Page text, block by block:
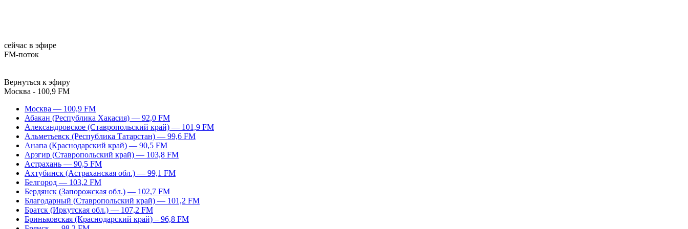
сейчас в эфире
FM-поток
Вернуться к эфиру
Москва - 100,9 FM
Москва — 100,9 FM
Абакан (Республика Хакасия) — 92,0 FM
Александровское (Ставропольский край) — 101,9 FM
Альметьевск (Республика Татарстан) — 99,6 FM
Анапа (Краснодарский край) — 90,5 FM
Арзгир (Ставропольский край) — 103,8 FM
Астрахань — 90,5 FM
Ахтубинск (Астраханская обл.) — 99,1 FM
Белгород — 103,2 FM
Бердянск (Запорожская обл.) — 102,7 FM
Благодарный (Ставропольский край) — 101,2 FM
Братск (Иркутская обл.) — 107,2 FM
Бриньковская (Краснодарский край) – 96,8 FM